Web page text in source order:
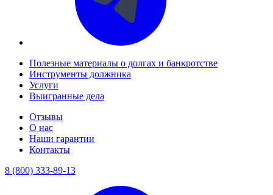
Полезные материалы о долгах и банкротстве
Инструменты должника
Услуги
Выигранные дела
Отзывы
О нас
Наши гарантии
Контакты
8 (800) 333-89-13